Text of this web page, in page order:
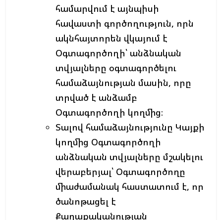
համարվում է այնպիսի
հավաստի գործողություն, որն
ակնհայտորեն վկայում է
Օգտագործողի՝ անձնական
տվյալները օգտագործելու
համաձայնության մասին, որը
տրված է անձամբ
Օգտագործողի կողմից։
Տալով համաձայնությունը Կայքի
կողմից Օգտագործողի
անձնական տվյալները մշակելու
վերաբերյալ՝ Օգտագործողը
միաժամանակ հաստատում է, որ
ծանոթացել է
Քաղաքականության